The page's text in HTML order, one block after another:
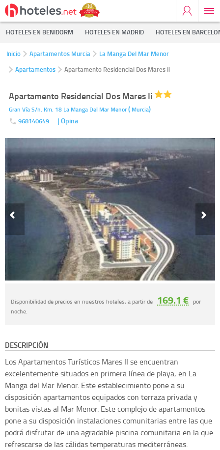
HOTELES EN BENIDORM HOTELES EN MADRID HOTELES EN
Inicio Apartamentos Murcia
La Manga Del Mar Menor
Apartamentos
Apartamento Residencial Dos Mares Ii
Apartamento Residencial Dos Mares Ii
Gran Vía S/n. Km. 18 La Manga Del Mar Menor( Murcia)
968140649 | Opina
Disponibilidad de precios en nuestros hoteles, a partir de 169.1 € por
noche.
DESCRIPCIÓN
Los Apartamentos Turísticos Mares II se encuentran
excelentemente situados en primera línea de playa, en La
Manga del Mar Menor. Este establecimiento pone a su
disposición apartamentos equipados con terraza privada y
bonitas vistas al Mar Menor. Este complejo de apartamentos
pone a su disposición instalaciones comunitarias entre las que
podrá disfrutar de una agradable piscina comunitaria en la que
refrescarse de las cálidas temperaturas mediterráneas.